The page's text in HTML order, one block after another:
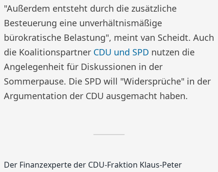
"Außerdem entsteht durch die zusätzliche
Besteuerung eine unverhältnismäßige
bürokratische Belastung", meint van Scheidt. Auch
die Koalitionspartner CDU und SPD nutzen die
Angelegenheit für Diskussionen in der
Sommerpause. Die SPD will "Widersprüche" in der
Argumentation der CDU ausgemacht haben.
Der Finanzexperte der CDU-Fraktion Klaus-Peter